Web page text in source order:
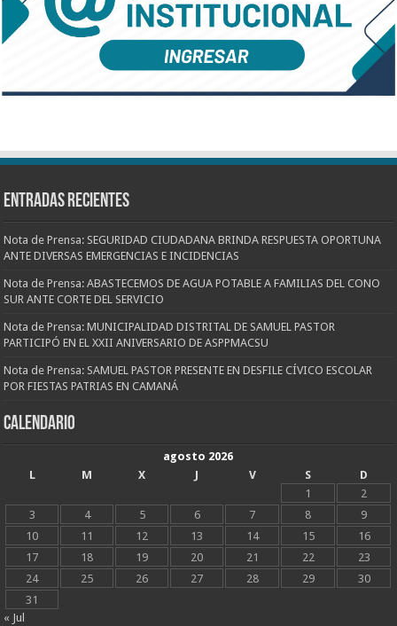
Entradas recientes
Nota de Prensa: SEGURIDAD CIUDADANA BRINDA RESPUESTA OPORTUNA
ANTE DIVERSAS EMERGENCIAS E INCIDENCIAS
Nota de Prensa: ABASTECEMOS DE AGUA POTABLE A FAMILIAS DEL CONO
SUR ANTE CORTE DEL SERVICIO
Nota de Prensa: MUNICIPALIDAD DISTRITAL DE SAMUEL PASTOR
PARTICIPÓ EN EL XXII ANIVERSARIO DE ASPPMACSU
Nota de Prensa: SAMUEL PASTOR PRESENTE EN DESFILE CÍVICO ESCOLAR
POR FIESTAS PATRIAS EN CAMANÁ
CALENDARIO
agosto 2026
L
M X J V S
D
1
2
3
4 5 6 7 8
9
10
11 12 13 14 15
16
17
18 19 20 21 22
23
24
25 26 27 28 29
30
31
« Jul